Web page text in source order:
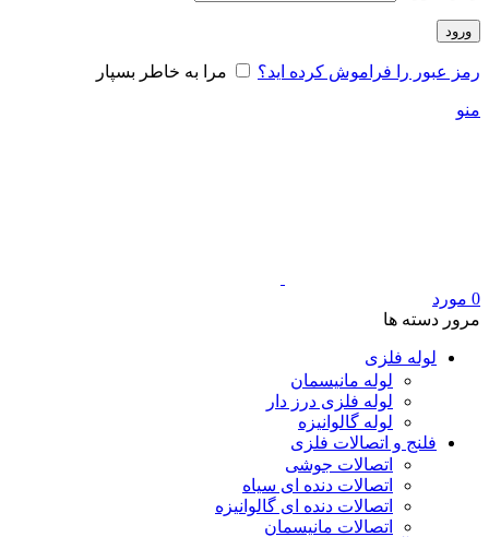
ورود
رمز عبور را فراموش کرده اید؟ مرا به خاطر بسپار
منو
0 مورد
مرور دسته ها
لوله فلزی
لوله مانیسمان
لوله فلزی درز دار
لوله گالوانیزه
فلنج و اتصالات فلزی
اتصالات جوشی
اتصالات دنده ای سیاه
اتصالات دنده ای گالوانیزه
اتصالات مانیسمان